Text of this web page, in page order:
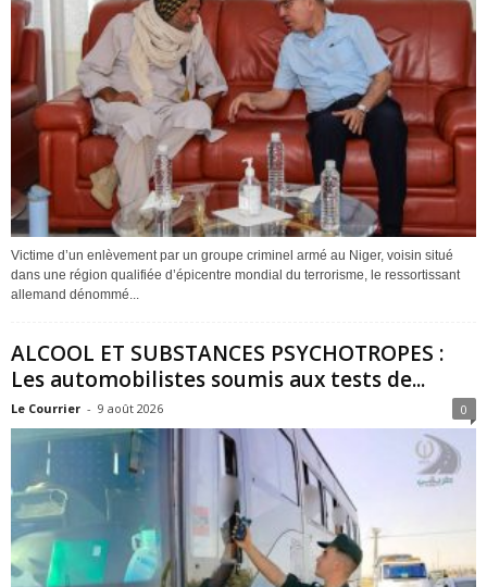
Victime d’un enlèvement par un groupe criminel armé au Niger, voisin situé
dans une région qualifiée d’épicentre mondial du terrorisme, le ressortissant
allemand dénommé...
ALCOOL ET SUBSTANCES PSYCHOTROPES :
Les automobilistes soumis aux tests de...
Le Courrier - 9 août 2026 0